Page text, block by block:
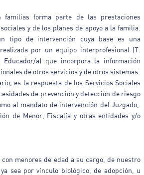
familias forma parte de las prestaciones
y de los planes de apoyo a la familia.
tipo de intervención cuya base es una
por un equipo interprofesional (T.
Educador/a) que incorpora la información
de otros servicios y de otros sistemas.
es la respuesta de los Servicios Sociales
de prevención y detección de riesgo
al mandato de intervención del Juzgado,
de Menor, Fiscalía y otras entidades y/o
menores de edad a su cargo, de nuestro
sea por vínculo biológico, de adopción, u